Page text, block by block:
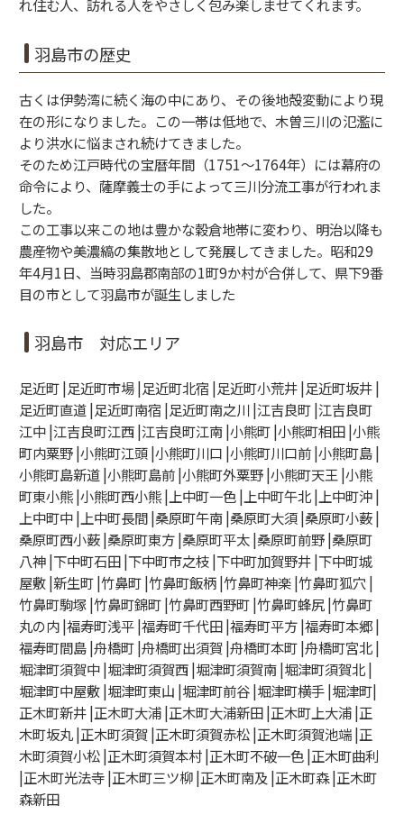
れ住む人、訪れる人をやさしく包み楽しませてくれます。
羽島市の歴史
古くは伊勢湾に続く海の中にあり、その後地殻変動により現
在の形になりました。この一帯は低地で、木曽三川の氾濫に
より洪水に悩まされ続けてきました。
そのため江戸時代の宝暦年間（1751～1764年）には幕府の
命令により、薩摩義士の手によって三川分流工事が行われま
した。
この工事以来この地は豊かな穀倉地帯に変わり、明治以降も
農産物や美濃縞の集散地として発展してきました。昭和29
年4月1日、当時羽島郡南部の1町9か村が合併して、県下9番
目の市として羽島市が誕生しました
羽島市 対応エリア
足近町 |足近町市場 |足近町北宿 |足近町小荒井 |足近町坂井 |
足近町直道 |足近町南宿 |足近町南之川 |江吉良町 |江吉良町
江中 |江吉良町江西 |江吉良町江南 |小熊町 |小熊町相田 |小熊
町内粟野 |小熊町江頭 |小熊町川口 |小熊町川口前 |小熊町島 |
小熊町島新道 |小熊町島前 |小熊町外粟野 |小熊町天王 |小熊
町東小熊 |小熊町西小熊 |上中町一色 |上中町午北 |上中町沖 |
上中町中 |上中町長間 |桑原町午南 |桑原町大須 |桑原町小薮 |
桑原町西小薮 |桑原町東方 |桑原町平太 |桑原町前野 |桑原町
八神 |下中町石田 |下中町市之枝 |下中町加賀野井 |下中町城
屋敷 |新生町 |竹鼻町 |竹鼻町飯柄 |竹鼻町神楽 |竹鼻町狐穴 |
竹鼻町駒塚 |竹鼻町錦町 |竹鼻町西野町 |竹鼻町蜂尻 |竹鼻町
丸の内 |福寿町浅平 |福寿町千代田 |福寿町平方 |福寿町本郷 |
福寿町間島 |舟橋町 |舟橋町出須賀 |舟橋町本町 |舟橋町宮北 |
堀津町須賀中 |堀津町須賀西 |堀津町須賀南 |堀津町須賀北 |
堀津町中屋敷 |堀津町東山 |堀津町前谷 |堀津町横手 |堀津町|
正木町新井 |正木町大浦 |正木町大浦新田 |正木町上大浦 |正
木町坂丸 |正木町須賀 |正木町須賀赤松 |正木町須賀池端 |正
木町須賀小松 |正木町須賀本村 |正木町不破一色 |正木町曲利
|正木町光法寺 |正木町三ツ柳 |正木町南及 |正木町森 |正木町
森新田